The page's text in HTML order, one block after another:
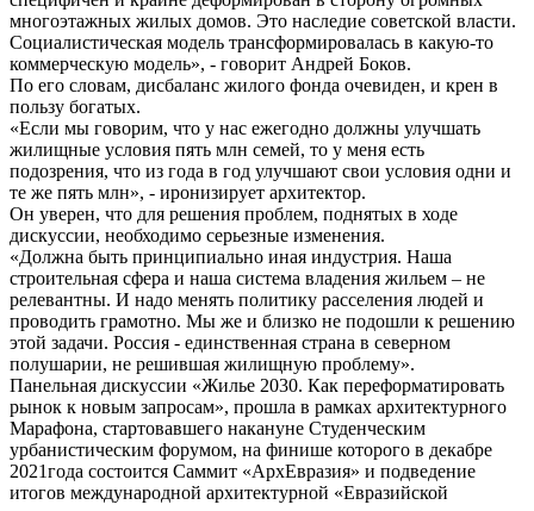
многоэтажных жилых домов. Это наследие советской власти.
Социалистическая модель трансформировалась в какую-то
коммерческую модель», - говорит Андрей Боков.
По его словам, дисбаланс жилого фонда очевиден, и крен в
пользу богатых.
«Если мы говорим, что у нас ежегодно должны улучшать
жилищные условия пять млн семей, то у меня есть
подозрения, что из года в год улучшают свои условия одни и
те же пять млн», - иронизирует архитектор.
Он уверен, что для решения проблем, поднятых в ходе
дискуссии, необходимо серьезные изменения.
«Должна быть принципиально иная индустрия. Наша
строительная сфера и наша система владения жильем – не
релевантны. И надо менять политику расселения людей и
проводить грамотно. Мы же и близко не подошли к решению
этой задачи. Россия - единственная страна в северном
полушарии, не решившая жилищную проблему».
Панельная дискуссии «Жилье 2030. Как переформатировать
рынок к новым запросам», прошла в рамках архитектурного
Марафона, стартовавшего накануне Студенческим
урбанистическим форумом, на финише которого в декабре
2021года состоится Саммит «АрхЕвразия» и подведение
итогов международной архитектурной «Евразийской